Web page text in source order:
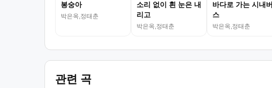
봉숭아
박은옥,정태춘
소리 없이 흰 눈은 내
리고
박은옥,정태춘
바다로 가는 시내버
스
박은옥,정태춘
관련 곡